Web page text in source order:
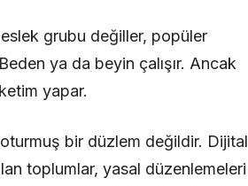
grubu değiller, popüler
ya da beyin çalışır. Ancak
yapar.
bir düzlem değildir. Dijital
toplumlar, yasal düzenlemeleri